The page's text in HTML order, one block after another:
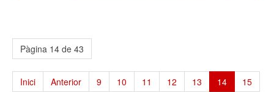
Pàgina 14 de 43
Inici Anterior 9 10 11 12 13 14 15